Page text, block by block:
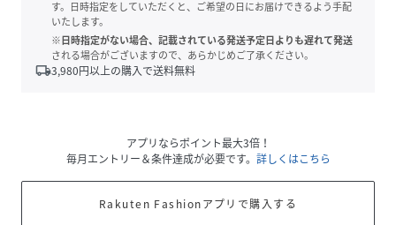
す。日時指定をしていただくと、ご希望の日にお届けできるよう手配
いたします。
※日時指定がない場合、記載されている発送予定日よりも遅れて発送
される場合がございますので、あらかじめご了承ください。
local_shipping3,980円以上の購入で送料無料
アプリならポイント最大3倍！
毎月エントリー＆条件達成が必要です。 詳しくはこちら
Rakuten Fashionアプリで購入する